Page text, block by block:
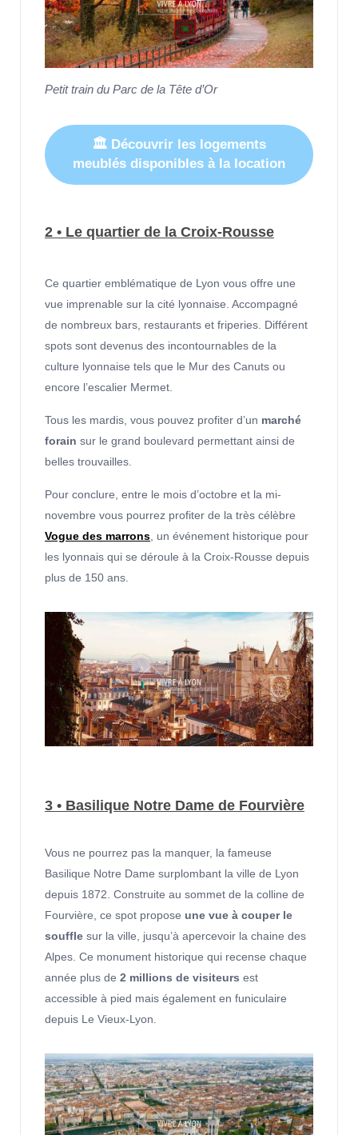
Petit train du Parc de la Tête d’Or
🏛 Découvrir les logements
meublés disponibles à la location
2 • Le quartier de la Croix-Rousse
Ce quartier emblématique de Lyon vous offre une
vue imprenable sur la cité lyonnaise. Accompagné
de nombreux bars, restaurants et friperies. Différent
spots sont devenus des incontournables de la
culture lyonnaise tels que le Mur des Canuts ou
encore l’escalier Mermet.
Tous les mardis, vous pouvez profiter d’un marché
forain sur le grand boulevard permettant ainsi de
belles trouvailles.
Pour conclure, entre le mois d’octobre et la mi-
novembre vous pourrez profiter de la très célèbre
Vogue des marrons , un événement historique pour
les lyonnais qui se déroule à la Croix-Rousse depuis
plus de 150 ans.
3 • Basilique Notre Dame de Fourvière
Vous ne pourrez pas la manquer, la fameuse
Basilique Notre Dame surplombant la ville de Lyon
depuis 1872. Construite au sommet de la colline de
Fourvière, ce spot propose une vue à couper le
souffle sur la ville, jusqu’à apercevoir la chaine des
Alpes. Ce monument historique qui recense chaque
année plus de 2 millions de visiteurs est
accessible à pied mais également en funiculaire
depuis Le Vieux-Lyon.